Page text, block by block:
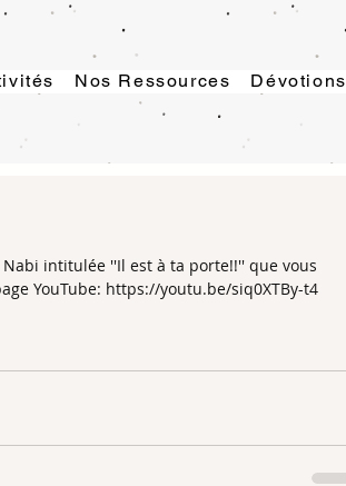
Nos Ressources Dévotions
intitulée ''Il est à ta porte!!'' que vous
YouTube: https://youtu.be/siq0XTBy-t4